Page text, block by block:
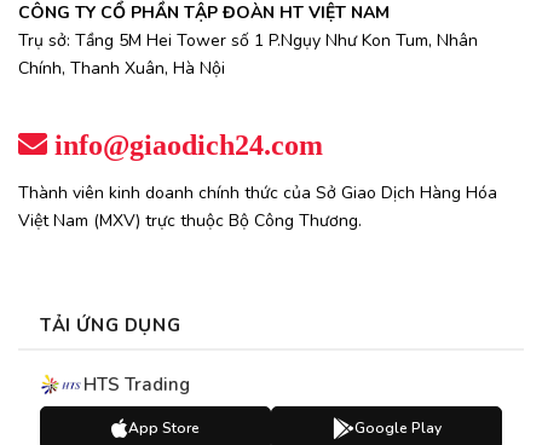
CÔNG TY CỔ PHẦN TẬP ĐOÀN HT VIỆT NAM
Trụ sở: Tầng 5M Hei Tower số 1 P.Ngụy Như Kon Tum, Nhân
Chính, Thanh Xuân, Hà Nội
info@giaodich24.com
Thành viên kinh doanh chính thức của Sở Giao Dịch Hàng Hóa
Việt Nam (MXV) trực thuộc Bộ Công Thương.
TẢI ỨNG DỤNG
HTS Trading
App Store Google Play